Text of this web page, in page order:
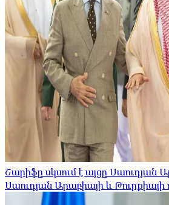
Շարիֆը սկսում է այցը Սաուդյան
Սաուդյան Արաբիայի և